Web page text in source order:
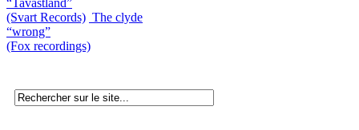
(Svart Records) The clyde
“wrong”
(Fox recordings)